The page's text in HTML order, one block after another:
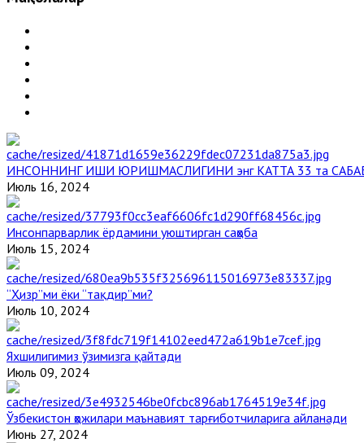
ИНСОННИНГ ИШИ ЮРИШМАСЛИГИНИ энг КАТТА 33 та
Июль 16, 2024
Инсонпарварлик ёрдамини уюштирган саҳоба
Июль 15, 2024
“Ҳизр”ми ёки “тақдир”ми?
Июль 10, 2024
Яхшилигимиз ўзимизга қайтади
Июль 09, 2024
Ўзбекистон ҳожилари маънавият тарғиботчиларига айланади
Июнь 27, 2024